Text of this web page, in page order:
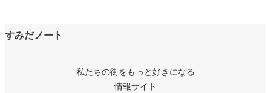
すみだノート
私たちの街をもっと好きになる
情報サイト